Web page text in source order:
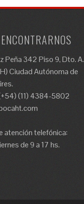
Peña 342 Piso 9, Dto. A.
Ciudad Autónoma de
(11) 4384-5802
atención telefónica:
de 9 a 17 hs.